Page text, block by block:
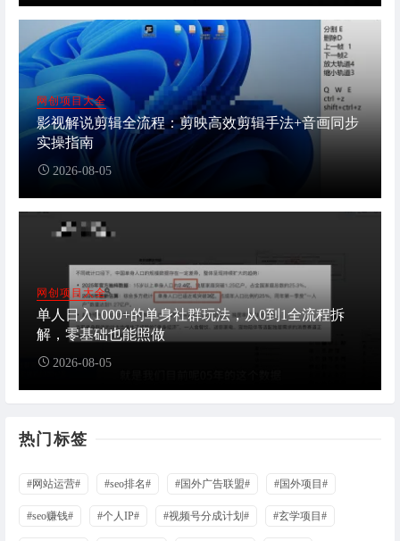
网创项目大全
影视解说剪辑全流程：剪映高效剪辑手法+音画同步
实操指南
2026-08-05
网创项目大全
单人日入1000+的单身社群玩法，从0到1全流程拆
解，零基础也能照做
2026-08-05
热门标签
#网站运营# #seo排名# #国外广告联盟# #国外项目#
#seo赚钱# #个人IP# #视频号分成计划# #玄学项目#